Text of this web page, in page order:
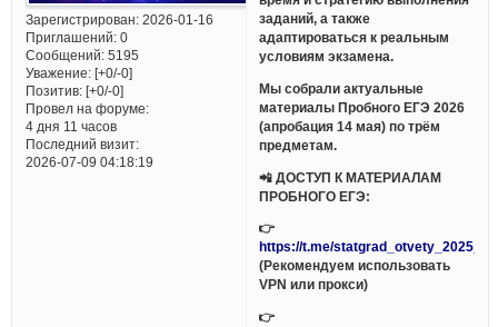
Зарегистрирован: 2026-01-16
Приглашений:0
Сообщений:5195
Уважение: [+0/-0]
Позитив: [+0/-0]
Провел на форуме:
4 дня 11 часов
Последний визит:
2026-07-09 04:18:19
заданий, а также
адаптироваться к реальным
условиям экзамена.
Мы собрали актуальные
материалы Пробного ЕГЭ 2026
(апробация 14 мая) по трём
предметам.
📲 ДОСТУП К МАТЕРИАЛАМ
ПРОБНОГО ЕГЭ:
👉
https://t.me/
(Рекомендуем использовать
VPN или прокси)
👉